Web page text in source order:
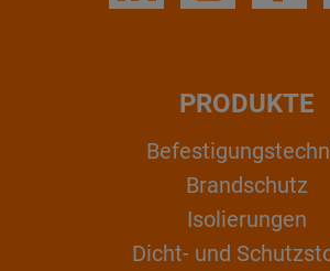
PRODUKTE
Brandschutz
Isolierungen
Dicht- und